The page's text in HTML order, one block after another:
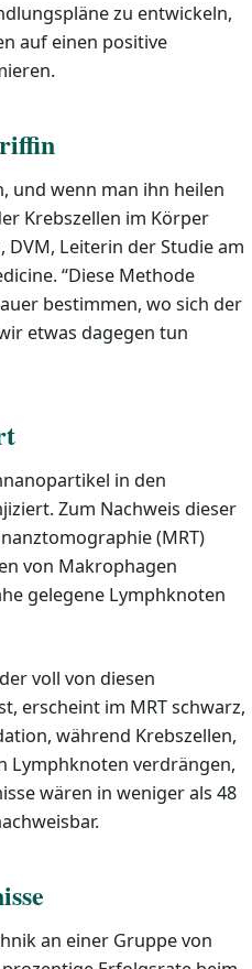
zu entwickeln,
auf einen positive
und wenn man ihn heilen
Krebszellen im Körper
DVM, Leiterin der Studie am
“Diese Methode
bestimmen, wo sich der
etwas dagegen tun
in den
Zum Nachweis dieser
(MRT)
von Makrophagen
gelegene Lymphknoten
voll von diesen
erscheint im MRT schwarz,
während Krebszellen,
Lymphknoten verdrängen,
wären in weniger als 48
an einer Gruppe von